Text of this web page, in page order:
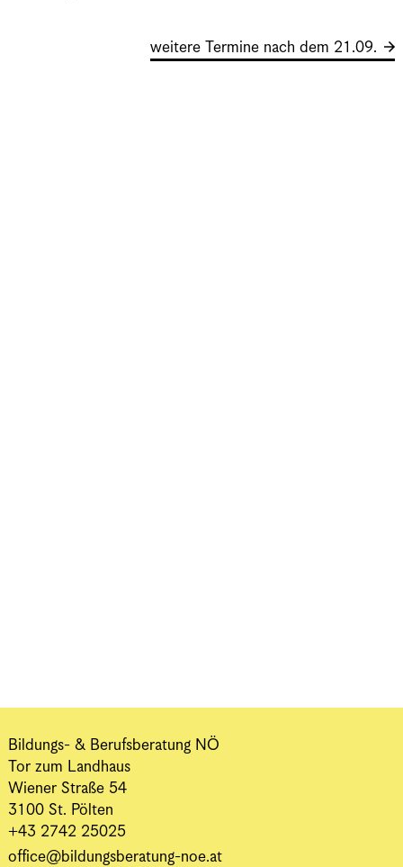
weitere Termine nach dem 21.09.
Bildungs- & Berufsberatung NÖ
Tor zum Landhaus
Wiener Straße 54
3100 St. Pölten
+43 2742 25025
office@bildungsberatung-noe.at